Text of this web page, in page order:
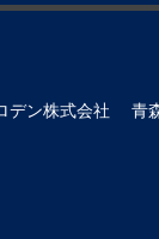
デン株式会社 青